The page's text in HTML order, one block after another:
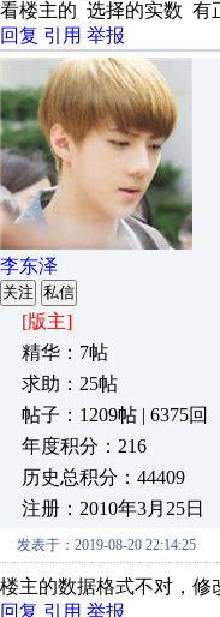
看楼主的 选择的实数
回复 引用 举报
李东泽
关注 私信
[版主]
精华：7帖
求助：25帖
帖子：1209帖 | 6375回
年度积分：216
历史总积分：44409
注册：2010年3月25日
发表于：2019-08-20 22:14:25
楼主的数据格式不对，修
回复 引用 举报